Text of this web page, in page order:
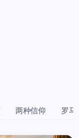
两种信仰 罗马